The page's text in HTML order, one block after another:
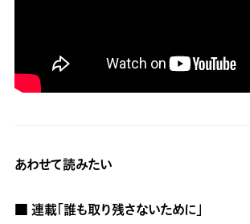
あわせて読みたい
■ 連載「誰も取り残さないために」